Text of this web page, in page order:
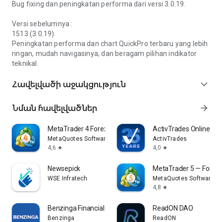
Իրավական և անվտանգ առևտրային հավելված
հավելված է, որը գրանցված և վերահսկվում է
BAPPEBTI Bank Indonesia (BI) և Ֆինանսական
ծառայությունների մարմնի (OJK) կողմից: Դուք
կարող եք ոսկով առևտուր անել հարմարավետ,
թափանցիկ և կանոնակարգերին
անհրաժեշտ, QuickPro-ի աջակցության թիմը
կենտրոնի գործառույթի միջոցով: Արագ և ճշգրիտ
լուծումներ առևտրի հետ կապված ցանկացած
հարցի համար:
---
Ասիա Աֆրիկյան աշտարակ, 12-րդ հարկ
Bug fixing dan peningkatan performa dari versi 3.0.19.
Versi sebelumnya :
1513 (3.0.19)
Peningkatan performa dan chart QuickPro terbaru yang lebih
ringan, mudah navigasinya, dan beragam pilihan indikator
teknikal.
Հավելվածի աջակցություն expand_more
Նման հավելվածներ arrow_forward
MetaTrader 4 Forex Trading
MetaQuotes Software Corp.
4,6 star
ActivTrades Online
ActivTrades
4,0 star
Newsepick
WSE Infratech
MetaTrader 5 —
MetaQuotes Software
4,8 star
Benzinga Financial News & Data
Benzinga
ReadON DAO
ReadON